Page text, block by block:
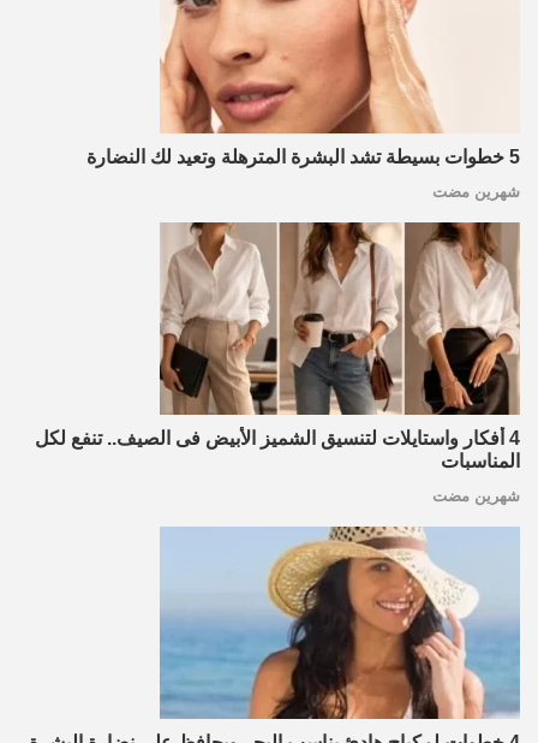
5 خطوات بسيطة تشد البشرة المترهلة وتعيد لك النضارة
شهرين مضت
4 أفكار واستايلات لتنسيق الشميز الأبيض فى الصيف.. تنفع لكل
المناسبات
شهرين مضت